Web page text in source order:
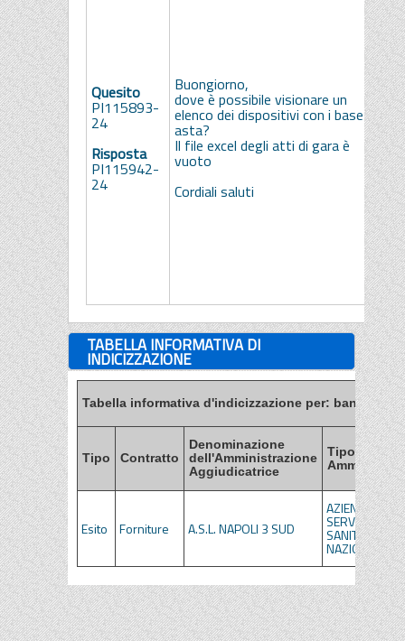
Quesito
PI115893-
24
Risposta
PI115942-
24
Buongiorno,
dove è possibile visionare un
elenco dei dispositivi con i base
asta?
Il file excel degli atti di gara è
vuoto
Cordiali saluti
TABELLA INFORMATIVA DI
INDICIZZAZIONE
Tabella informativa d'indicizzazione per: bandi,
Tipo Contratto
Denominazione
dell'Amministrazione
Aggiudicatrice
Tipo di
Esito Forniture A.S.L. NAPOLI 3 SUD
AZIENDE DEL
SERVIZIO
SANITARIO
NAZIONALE